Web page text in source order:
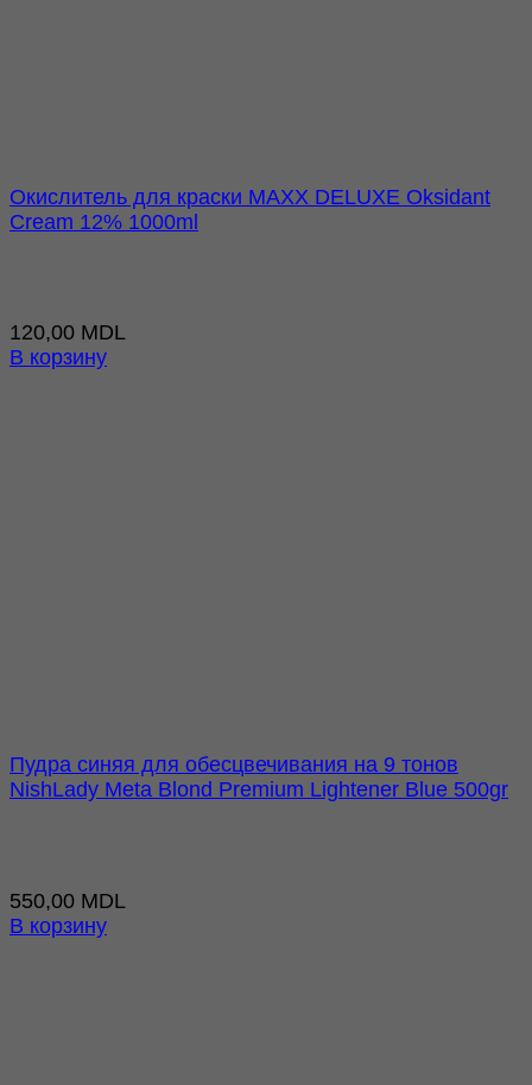
Окислитель для краски MAXX DELUXE Oksidant
Cream 12% 1000ml
120,00 MDL
В корзину
Пудра синяя для обесцвечивания на 9 тонов
NishLady Meta Blond Premium Lightener Blue 500gr
550,00 MDL
В корзину